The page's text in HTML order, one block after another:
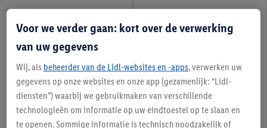
Voor we verder gaan: kort over de verwerking
van uw gegevens
Wij, als beheerder van de Lidl-websites en -apps, verwerken uw
gegevens op onze websites en onze app (gezamenlijk: “Lidl-
diensten”) waarbij we gebruikmaken van verschillende
technologieën om informatie op uw eindtoestel op te slaan en
te openen. Sommige informatie is technisch noodzakelijk of